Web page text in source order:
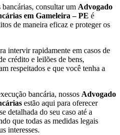
consultar um Advogado
em Gameleira – PE é
de maneira eficaz e proteger os
intervir rapidamente em casos de
crédito e leilões de bens,
respeitados e que você tenha a
bancária, nossos Advogado
estão aqui para oferecer
detalhada do seu caso até a
que todas as medidas legais
interesses.